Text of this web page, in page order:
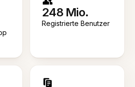
248 Mio.
Registrierte Benutzer